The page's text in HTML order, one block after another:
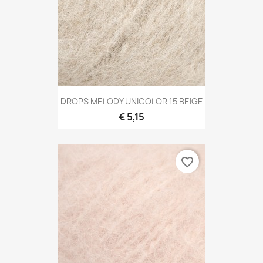
DROPS MELODY UNICOLOR 15 BEIGE
€ 5,15
favorite_border